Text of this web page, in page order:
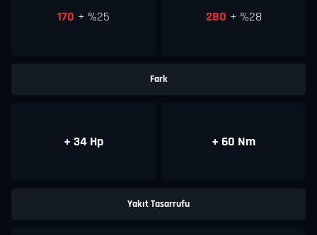
170 + %25 280 + %28
Fark
+ 34 Hp + 60 Nm
Yakıt Tasarrufu